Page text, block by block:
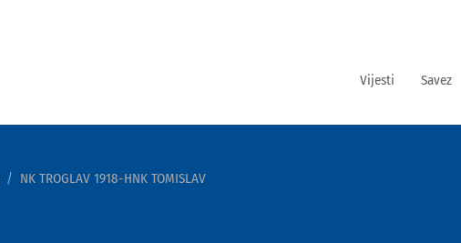
Vijesti Savez
NK TROGLAV 1918-HNK TOMISLAV